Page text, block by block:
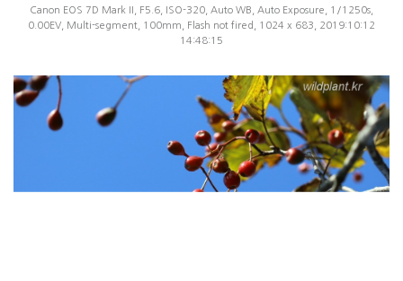
Canon EOS 7D Mark II, F5.6, ISO-320, Auto WB, Auto Exposure, 1/1250s,
0.00EV, Multi-segment, 100mm, Flash not fired, 1024 x 683, 2019:10:12
14:48:15